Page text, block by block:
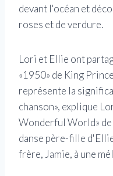
devant l'océan et
roses et de verdure.
Lori et Ellie ont
«1950» de King
représente la
chanson», explique
Wonderful World»
danse père-fille
frère, Jamie, à une